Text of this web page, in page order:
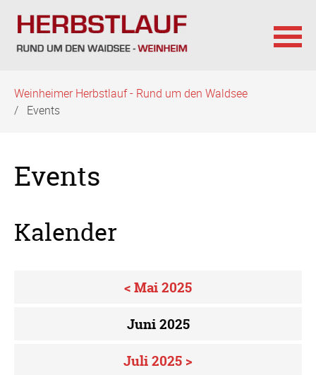
überspringen
Weinheimer Herbstlauf - Rund um den Waldsee
Events
Events
Kalender
< Mai 2025
Juni 2025
Juli 2025 >